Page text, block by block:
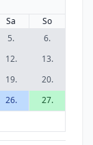
Sa
So
5.
6.
12.
13.
19.
20.
26.
27.